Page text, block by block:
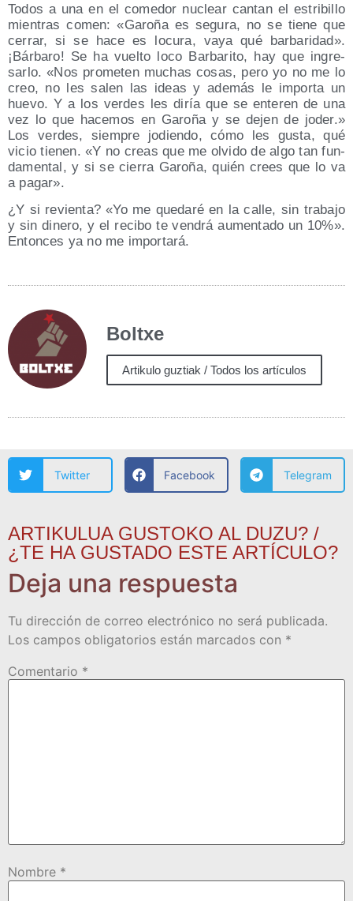
Todos a una en el come­dor nuclear can­tan el estri­bi­llo
mien­tras comen: «Garo­ña es segu­ra, no se tie­ne que
cerrar, si se hace es locu­ra, vaya qué bar­ba­ri­dad».
¡Bár­ba­ro! Se ha vuel­to loco Bar­ba­ri­to, hay que ingre­
sar­lo. «Nos pro­me­ten muchas cosas, pero yo no me lo
creo, no les salen las ideas y ade­más le impor­ta un
hue­vo. Y a los ver­des les diría que se ente­ren de una
vez lo que hace­mos en Garo­ña y se dejen de joder.»
Los ver­des, siem­pre jodien­do, cómo les gus­ta, qué
vicio tie­nen. «Y no creas que me olvi­do de algo tan fun­
da­men­tal, y si se cie­rra Garo­ña, quién crees que lo va
a pagar».
¿Y si revien­ta? «Yo me que­da­ré en la calle, sin tra­ba­jo
y sin dine­ro, y el reci­bo te ven­drá aumen­ta­do un 10%».
Enton­ces ya no me importará.
Boltxe
Artikulo guztiak / Todos los artículos
Twitter Facebook Telegram
ARTIKULUA GUSTOKO AL DUZU? /
¿TE HA GUSTADO ESTE ARTÍCULO?
Deja una respuesta
Tu dirección de correo electrónico no será publicada.
Los campos obligatorios están marcados con *
Comentario *
Nombre *